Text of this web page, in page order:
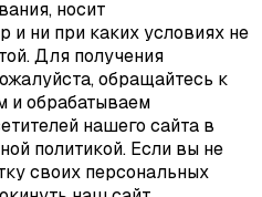
носит
и ни при каких условиях не
Для получения
обращайтесь к
и обрабатываем
нашего сайта в
политикой. Если вы не
своих персональных